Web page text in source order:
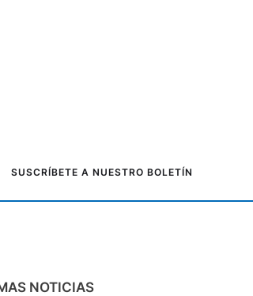
SUSCRÍBETE A NUESTRO BOLETÍN
NOTICIAS